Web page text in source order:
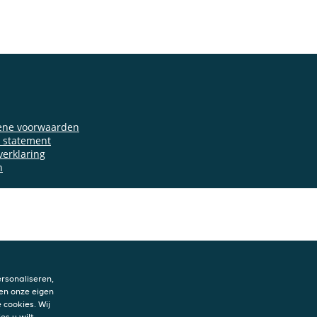
voorwaarden
statement
onze eigen
Wij